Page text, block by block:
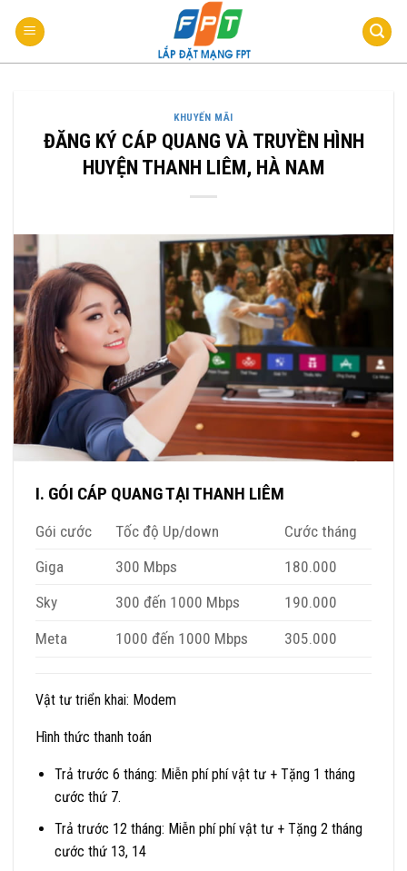
qua
KHUYẾN MÃI
ĐĂNG KÝ CÁP QUANG VÀ TRUYỀN HÌNH
HUYỆN THANH LIÊM, HÀ NAM
I. GÓI CÁP QUANG TẠI THANH LIÊM
Gói cước Tốc độ Up/down
Cước tháng
Giga
300 Mbps
180.000
Sky
300 đến 1000 Mbps
190.000
Meta
1000 đến 1000 Mbps 305.000
Vật tư triển khai: Modem
Hình thức thanh toán
Trả trước 6 tháng: Miễn phí phí vật tư + Tặng 1 tháng
cước thứ 7.
Trả trước 12 tháng: Miễn phí phí vật tư + Tặng 2 tháng
cước thứ 13, 14